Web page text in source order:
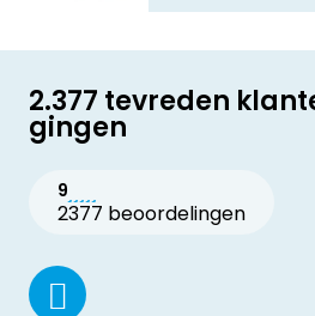
2.377 tevreden
gingen
9
2377 beoordelingen